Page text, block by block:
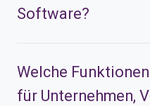
Software?
Welche
für Unternehmen,